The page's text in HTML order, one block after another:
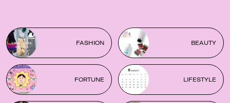
FASHION BEAUTY
FORTUNE LIFESTYLE